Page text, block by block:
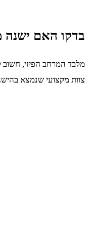
בדקו האם ישנה
מלבד המרחב הפיזי, חשוב
צוות מקצועי שנמצא